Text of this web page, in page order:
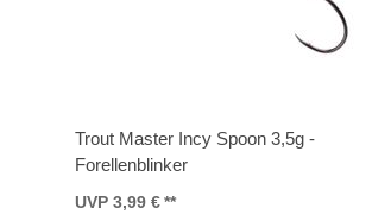
Trout Master Incy Spoon 3,5g -
Forellenblinker
UVP 3,99 €